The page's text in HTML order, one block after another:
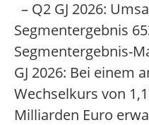
– Q2 GJ 2026:
Segmentergebnis
Segmentergebnis-
GJ 2026: Bei einem
Wechselkurs von
Milliarden Euro